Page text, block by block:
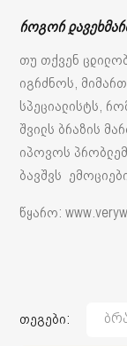
როგორ
თუ თქვენ
იგრძნოს,
სპეციალისტს,
შვილს ბრაზის
იპოვოს
ბავშვს
წყარო:
თეგები: